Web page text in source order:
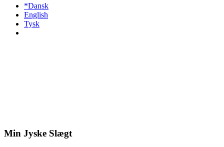
*Dansk
English
Tysk
Min Jyske Slægt